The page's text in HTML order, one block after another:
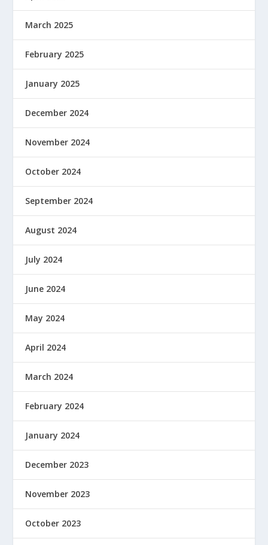
March 2025
February 2025
January 2025
December 2024
November 2024
October 2024
September 2024
August 2024
July 2024
June 2024
May 2024
April 2024
March 2024
February 2024
January 2024
December 2023
November 2023
October 2023